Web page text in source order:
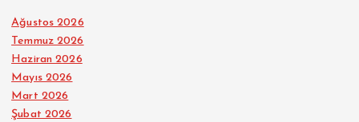
Ağustos 2026
Temmuz 2026
Haziran 2026
Mayıs 2026
Mart 2026
Şubat 2026